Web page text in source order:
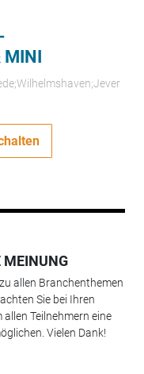
MINI
MEINUNG
allen Branchenthemen
Sie bei Ihren
Teilnehmern eine
Vielen Dank!